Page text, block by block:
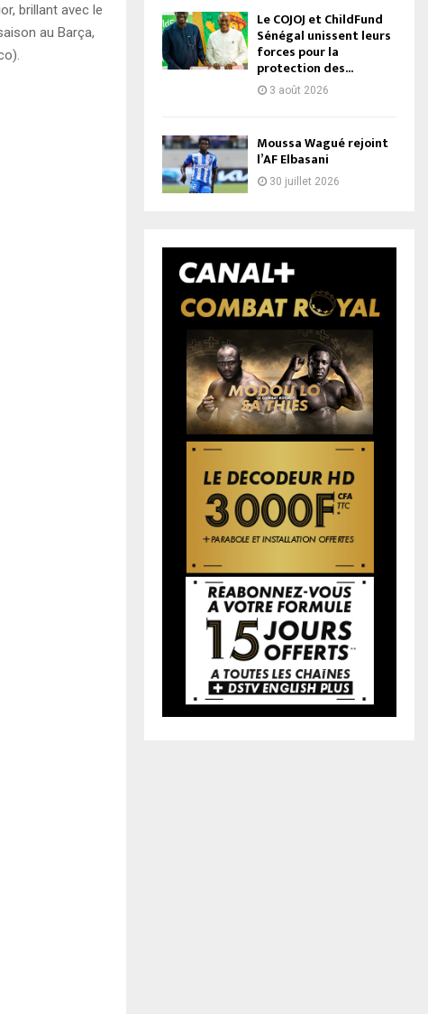
brillant avec le
au Barça,
Le COJOJ et ChildFund
Sénégal unissent leurs
forces pour la
protection des...
3 août 2026
Moussa Wagué rejoint
l’AF Elbasani
30 juillet 2026